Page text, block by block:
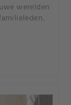
werelden